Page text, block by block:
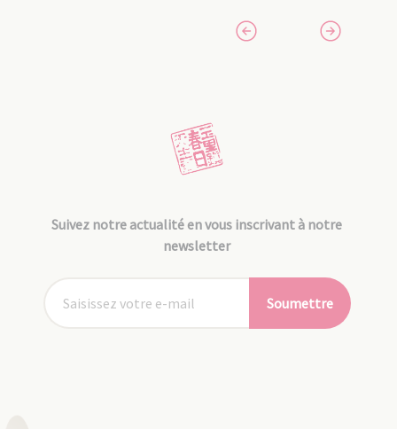
Suivez notre actualité en vous inscrivant à notre
newsletter
Soumettre